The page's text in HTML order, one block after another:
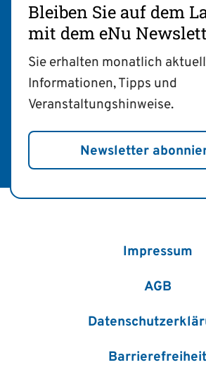
Bleiben Sie auf dem
mit dem eNu
Sie erhalten monatlich
Informationen, Tipps und
Veranstaltungshinweise.
Newsletter
Impressum
AGB
Barrierefreiheit